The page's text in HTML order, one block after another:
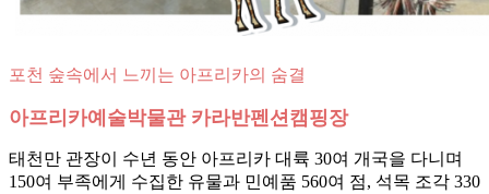
포천 숲속에서 느끼는 아프리카의 숨결
아프리카예술박물관 카라반펜션캠핑장
태천만 관장이 수년 동안 아프리카 대륙 30여 개국을 다니며
150여 부족에게 수집한 유물과 민예품 560여 점, 석목 조각 330